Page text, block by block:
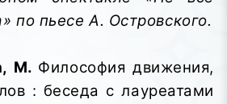
по пьесе А. Островского.
М. Философия движения,
: беседа с лауреатами